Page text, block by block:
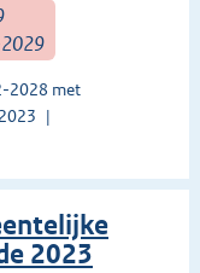
2028 met
2023